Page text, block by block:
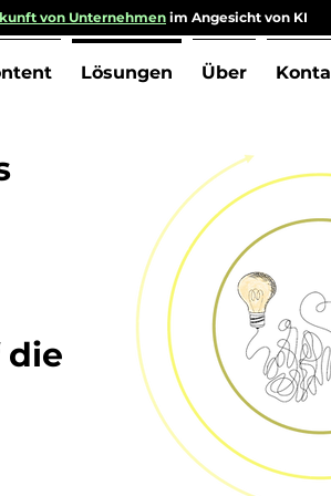
Lösungen Über
von Unternehmenim Angesicht von KI
die